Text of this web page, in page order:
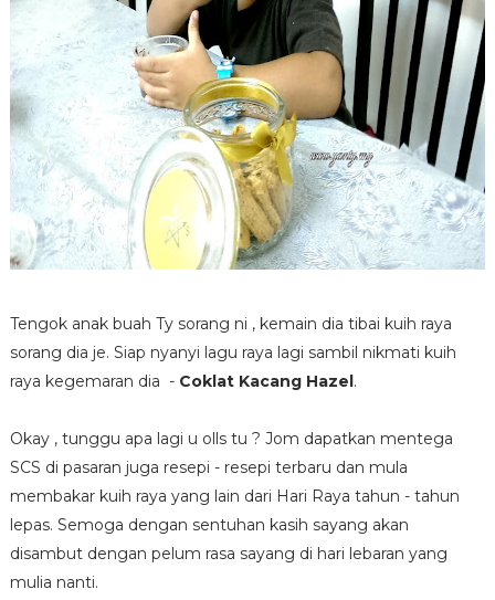
Tengok anak buah Ty sorang ni , kemain dia tibai kuih raya
sorang dia je. Siap nyanyi lagu raya lagi sambil nikmati kuih
raya kegemaran dia - Coklat Kacang Hazel.
Okay , tunggu apa lagi u olls tu ? Jom dapatkan mentega
SCS di pasaran juga resepi - resepi terbaru dan mula
membakar kuih raya yang lain dari Hari Raya tahun - tahun
lepas. Semoga dengan sentuhan kasih sayang akan
disambut dengan pelum rasa sayang di hari lebaran yang
mulia nanti.